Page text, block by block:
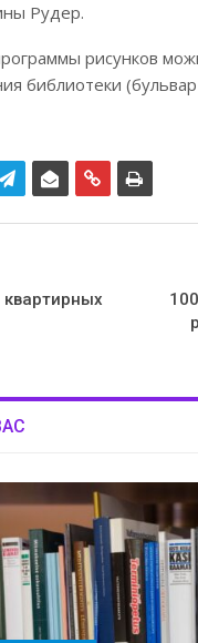
Рудер.
рисунков
библиотеки